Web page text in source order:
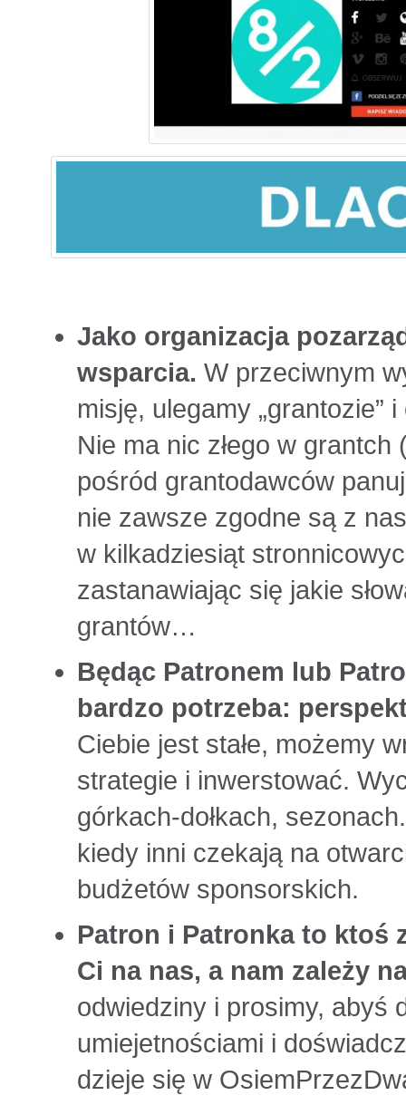
Jako organizacja
wsparcia. W przeciwnym
misję, ulegamy „grantozie”
Nie ma nic złego w
pośród grantodawców
nie zawsze zgodne są z
w kilkadziesiąt
zastanawiając się jakie
grantów…
Będąc Patronem lub
bardzo potrzeba:
Ciebie jest stałe, możemy
strategie i inwerstować.
górkach-dołkach,
kiedy inni czekają na
budżetów sponsorskich.
Patron i Patronka to ktoś
Ci na nas, a nam zależy
odwiedziny i prosimy, abyś
umiejetnościami i
dzieje się w